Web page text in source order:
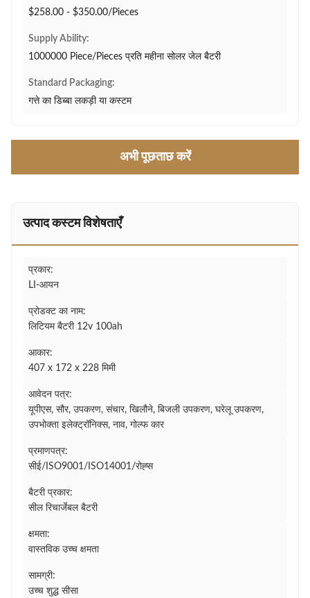
$258.00 - $350.00/Pieces
Supply Ability:
1000000 Piece/Pieces प्रति महीना सोलर जेल बैटरी
Standard Packaging:
गत्ते का डिब्बा लकड़ी या कस्टम
अभी पूछताछ करें
उत्पाद कस्टम विशेषताएँ
प्रकार:
LI-आयन
प्रोडक्ट का नाम:
लिटियम बैटरी 12v 100ah
आकार:
407 x 172 x 228 मिमी
आवेदन पत्र:
यूपीएस, सौर, उपकरण, संचार, खिलौने, बिजली उपकरण, घरेलू उपकरण,
उपभोक्ता इलेक्ट्रॉनिक्स, नाव, गोल्फ कार
प्रमाणपत्र:
सीई/ISO9001/ISO14001/रोह्स
बैटरी प्रकार:
सील रिचार्जेबल बैटरी
क्षमता:
वास्तविक उच्च क्षमता
सामग्री:
उच्च शुद्ध सीसा